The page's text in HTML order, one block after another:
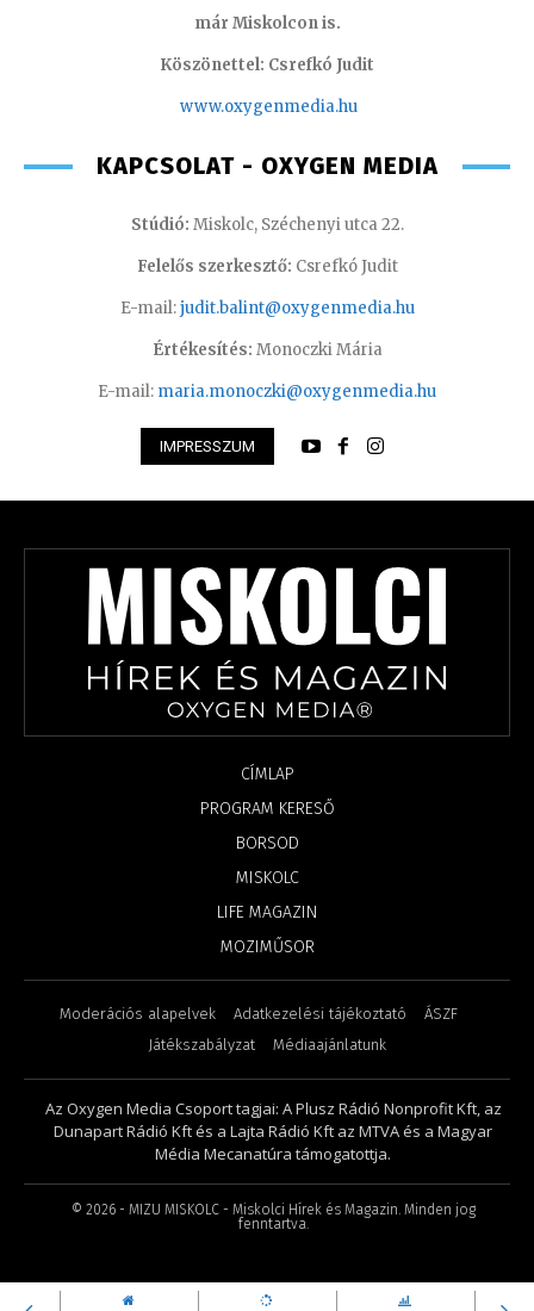
már Miskolcon is.
Köszönettel: Csrefkó Judit
www.oxygenmedia.hu
KAPCSOLAT - OXYGEN MEDIA
Stúdió: Miskolc, Széchenyi utca 22.
Felelős szerkesztő: Csrefkó Judit
E-mail:judit.balint@oxygenmedia.hu
Értékesítés: Monoczki Mária
E-mail: maria.monoczki@oxygenmedia.hu
IMPRESSZUM
CÍMLAP
PROGRAM KERESŐ
BORSOD
MISKOLC
LIFE MAGAZIN
MOZIMŰSOR
Moderációs alapelvek Adatkezelési tájékoztató
ÁSZF
Játékszabályzat
Médiaajánlatunk
Az Oxygen Media Csoport tagjai: A Plusz Rádió Nonprofit Kft, az
Dunapart Rádió Kft és a Lajta Rádió Kft az MTVA és a Magyar
Média Mecanatúra támogatottja.
© 2026- MIZU MISKOLC - Miskolci Hírek és Magazin. Minden jog
fenntartva.